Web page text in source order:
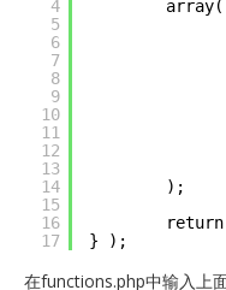
4
5
6
7
8
9
10
11
12
13
14
15
16
17
array(
);
} );
在functions.php中输入上面